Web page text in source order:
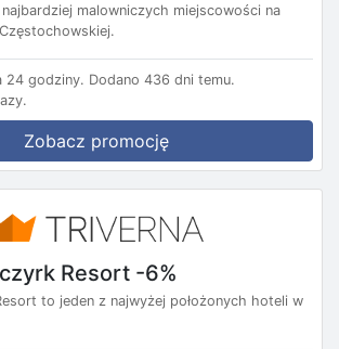
malowniczych miejscowości na
24 godziny. Dodano 436 dni temu.
Zobacz promocję
Resort -6%
to jeden z najwyżej położonych hoteli w